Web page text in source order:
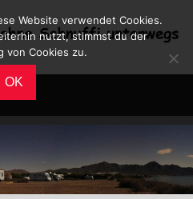
Website verwendet Cookies.
nutzt, stimmst du der
von Cookies zu.
OK